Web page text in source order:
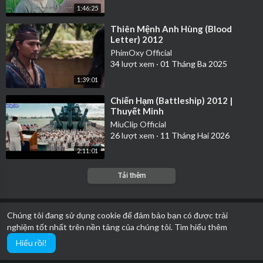
Chúng tôi đang sử dụng cookie để đảm bảo bạn có được trải
nghiệm tốt nhất trên nền tảng của chúng tôi. Tìm hiểu thêm
Hiểu rồi!
câu chuyện của Ý Linh và Trà My ra để làm một bộ phim đình
đám mang tên “Scandal”.
Diễn viên
Dương Hoàng Anh, Đức Thịnh, Khương Ngọc, Lan Ph
ương, Mai Thế Hiệp, Maya, Minh Thuận, Quyền Lộc, Vân Trang
Đạo diễn
Victor Vũ
Phát hành
2012
Quốc gia
Vietnam
Thể loại
Tâm lý
1:46:25
1:39:01
⁣Thiên Mệnh Anh Hùng (Blood
Letter) 2012
PhimOxy Official
34lượt xem · 01 Tháng Ba 2025
2:11:01
⁣Chiến Hạm (Battleship) 2012 |
Thuyết Minh
MiuClip Official
26lượt xem · 11 Tháng Hai 2026
Tải thêm